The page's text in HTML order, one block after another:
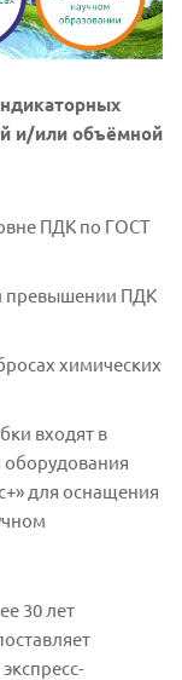
и/или объёмной
ПДК по ГОСТ
превышении ПДК
химических
входят в
оборудования
для оснащения
30 лет